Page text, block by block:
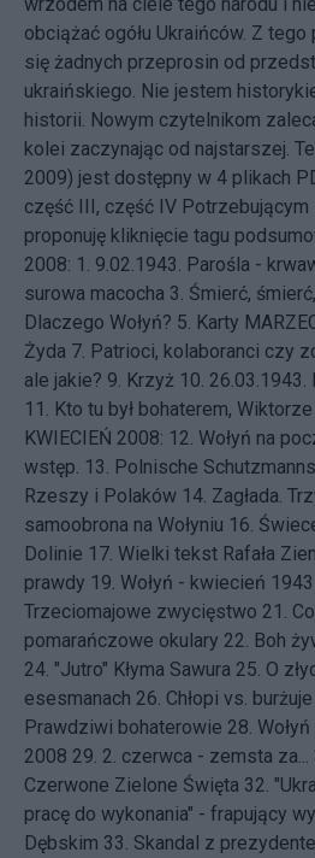
obciążać ogółu Ukraińców. Z
się żadnych przeprosin od
ukraińskiego. Nie jestem
historii. Nowym czytelnikom
kolei zaczynając od najstarszej.
2009) jest dostępny w 4 plikach
część III, część IV Potrzebującym
proponuję kliknięcie tagu
2008: 1. 9.02.1943. Parośla -
surowa macocha 3. Śmierć,
Dlaczego Wołyń? 5. Karty
Żyda 7. Patrioci, kolaboranci czy
ale jakie? 9. Krzyż 10. 26.03.1943.
11.
Kto tu był bohaterem,
KWIECIEŃ 2008: 12. Wołyń na
wstęp. 13. Polnische
Rzeszy i Polaków 14. Zagłada.
samoobrona na Wołyniu 16.
Dolinie 17. Wielki tekst Rafała
prawdy 19. Wołyń - kwiecień 1943
Trzeciomajowe zwycięstwo 21.
pomarańczowe okulary 22. Boh
24. "Jutro" Kłyma Sawura 25. O
esesmanach 26. Chłopi vs.
Prawdziwi bohaterowie 28.
2008 29. 2. czerwca - zemsta za...
Czerwone Zielone Święta 32.
pracę do wykonania" - frapujący
Dębskim 33. Skandal z